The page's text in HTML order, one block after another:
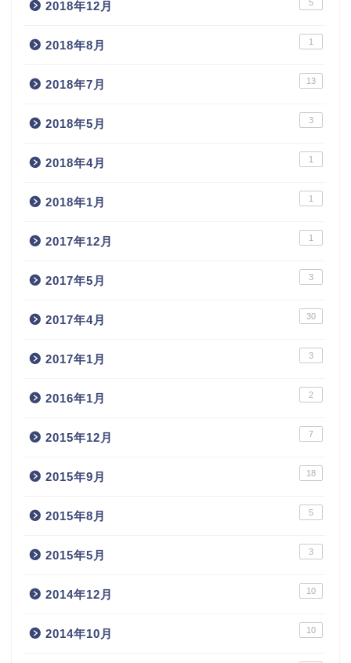
2018年12月 5
2018年8月 1
2018年7月 13
2018年5月 3
2018年4月 1
2018年1月 1
2017年12月 1
2017年5月 3
2017年4月 30
2017年1月 3
2016年1月 2
2015年12月 7
2015年9月 18
2015年8月 5
2015年5月 3
2014年12月 10
2014年10月 10